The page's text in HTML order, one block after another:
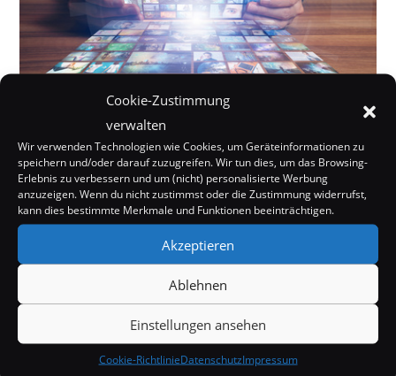
Cookie-Zustimmung
verwalten
Wir verwenden Technologien wie Cookies, um Geräteinformationen zu
speichern und/oder darauf zuzugreifen. Wir tun dies, um das Browsing-
Erlebnis zu verbessern und um (nicht) personalisierte Werbung
anzuzeigen. Wenn du nicht zustimmst oder die Zustimmung widerrufst,
kann dies bestimmte Merkmale und Funktionen beeinträchtigen.
Akzeptieren
Ablehnen
Einstellungen ansehen
Cookie-RichtlinieDatenschutzImpressum